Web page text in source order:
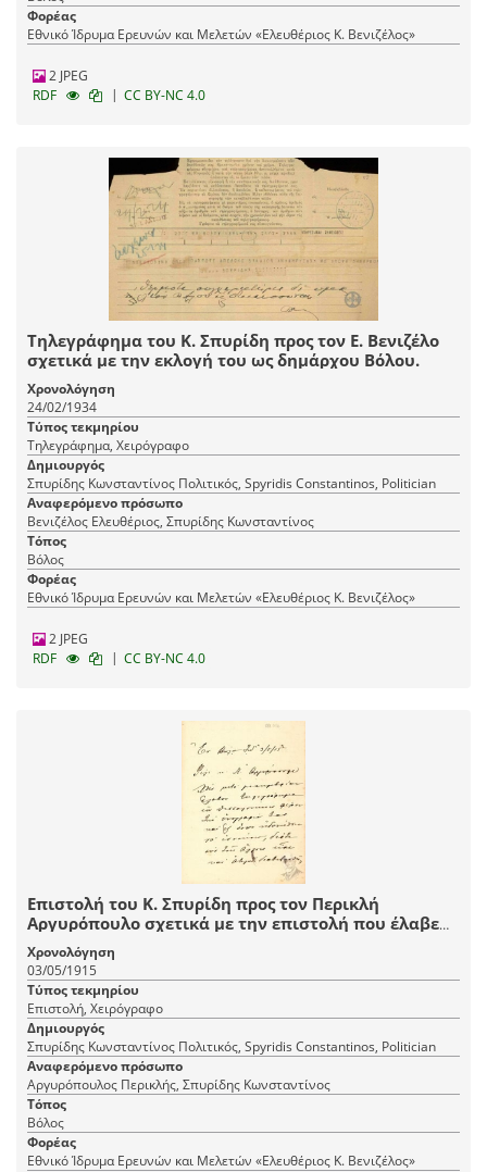
Φορέας
Εθνικό Ίδρυμα Ερευνών και Μελετών «Ελευθέριος Κ. Βενιζέλος»
2 JPEG
RDF
| CC BY-NC 4.0
Τηλεγράφημα του Κ. Σπυρίδη προς τον Ε. Βενιζέλο
σχετικά με την εκλογή του ως δημάρχου Βόλου.
Χρονολόγηση
24/02/1934
Τύπος τεκμηρίου
Τηλεγράφημα, Χειρόγραφο
Δημιουργός
Σπυρίδης Κωνσταντίνος Πολιτικός, Spyridis Constantinos, Politician
Αναφερόμενο πρόσωπο
Βενιζέλος Ελευθέριος, Σπυρίδης Κωνσταντίνος
Τόπος
Βόλος
Φορέας
Εθνικό Ίδρυμα Ερευνών και Μελετών «Ελευθέριος Κ. Βενιζέλος»
2 JPEG
RDF
| CC BY-NC 4.0
Επιστολή του Κ. Σπυρίδη προς τον Περικλή
Αργυρόπουλο σχετικά με την επιστολή που έλαβε
από το Κέντρο Φιλελευθέρων Θεσσαλονίκης για να
βολιδοσκοπήσει το κατα πόσον ο άλλοτε δήμαρχος
Σκιάθου Γεωργιάδης θέλει να μετάσχει του εκεί
συνδυασμού.
Χρονολόγηση
03/05/1915
Τύπος τεκμηρίου
Επιστολή, Χειρόγραφο
Δημιουργός
Σπυρίδης Κωνσταντίνος Πολιτικός, Spyridis Constantinos, Politician
Αναφερόμενο πρόσωπο
Αργυρόπουλος Περικλής, Σπυρίδης Κωνσταντίνος
Τόπος
Βόλος
Φορέας
Εθνικό Ίδρυμα Ερευνών και Μελετών «Ελευθέριος Κ. Βενιζέλος»